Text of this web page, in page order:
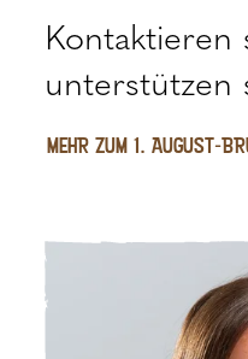
Kontaktieren
unterstützen
MEHR ZUM 1. AUGUST-